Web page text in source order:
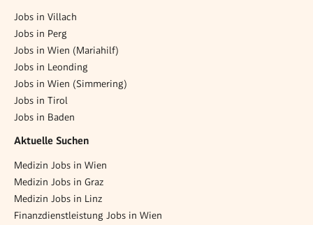
Jobs in Villach
Jobs in Perg
Jobs in Wien (Mariahilf)
Jobs in Leonding
Jobs in Wien (Simmering)
Jobs in Tirol
Jobs in Baden
Aktuelle Suchen
Medizin Jobs in Wien
Medizin Jobs in Graz
Medizin Jobs in Linz
Finanzdienstleistung Jobs in Wien